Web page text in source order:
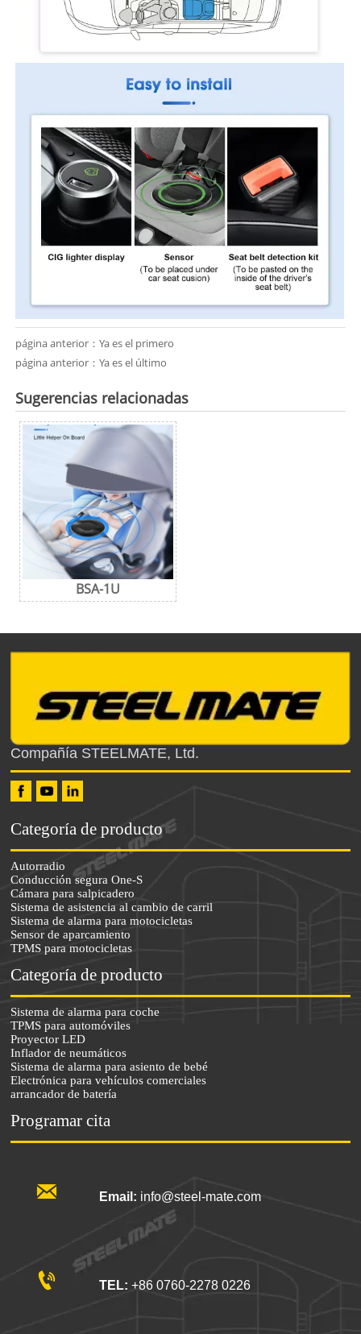
página anterior：Ya es el primero
página anterior：Ya es el último
Sugerencias relacionadas
BSA-1U
Compañía STEELMATE, Ltd.
Categoría de producto
Autorradio
Conducción segura One-S
Cámara para salpicadero
Sistema de asistencia al cambio de carril
Sistema de alarma para motocicletas
Sensor de aparcamiento
TPMS para motocicletas
Categoría de producto
Sistema de alarma para coche
TPMS para automóviles
Proyector LED
Inflador de neumáticos
Sistema de alarma para asiento de bebé
Electrónica para vehículos comerciales
arrancador de batería
Programar cita
 Email: info@steel-mate.com
 TEL: +86 0760-2278 0226